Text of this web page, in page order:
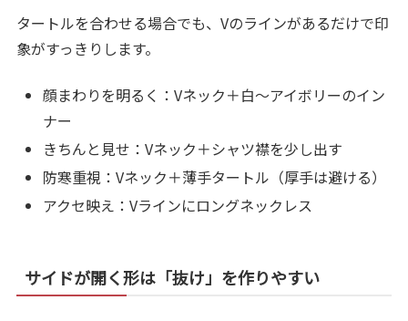
タートルを合わせる場合でも、Vのラインがあるだけで印
象がすっきりします。
顔まわりを明るく：Vネック＋白〜アイボリーのイン
ナー
きちんと見せ：Vネック＋シャツ襟を少し出す
防寒重視：Vネック＋薄手タートル（厚手は避ける）
アクセ映え：Vラインにロングネックレス
サイドが開く形は「抜け」を作りやすい